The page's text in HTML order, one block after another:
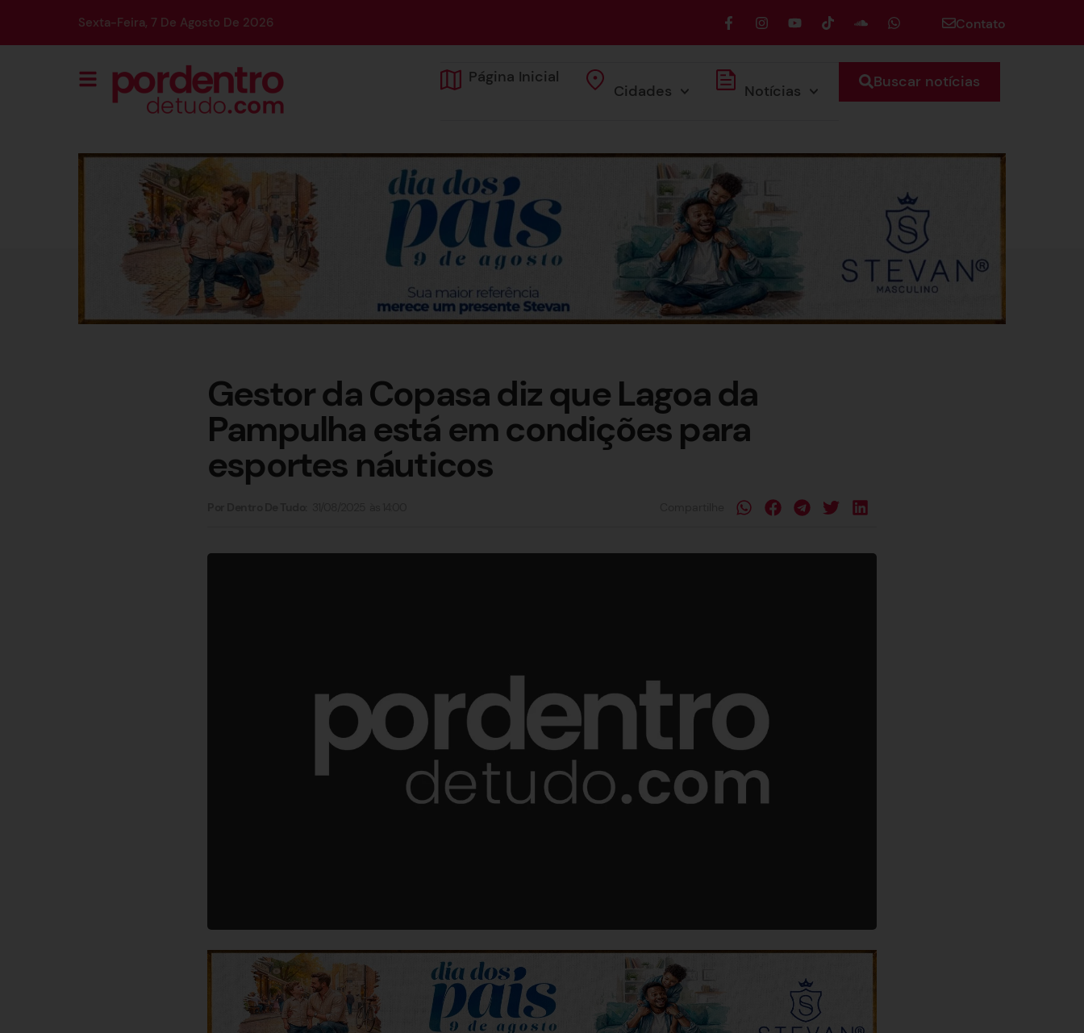
Sexta-Feira, 7 De Agosto De 2026 Contato
Página Inicial
Cidades Notícias Buscar notícias
Gestor da Copasa diz que Lagoa da
Pampulha está em condições para
esportes náuticos